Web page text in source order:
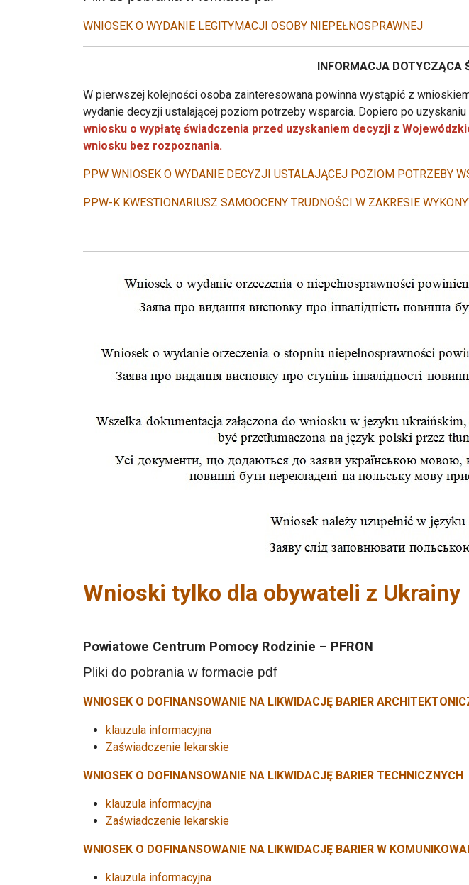
WNIOSEK O WYDANIE LEGITYMACJI OSOBY NIEPEŁNOSPRAWNEJ
INFORMACJA DOTYCZĄCA
W pierwszej kolejności osoba zainteresowana powinna wystąpić z
wydanie decyzji ustalającej poziom potrzeby wsparcia. Dopiero po
wniosku o wypłatę świadczenia przed uzyskaniem decyzji z
wniosku bez rozpoznania.
PPW WNIOSEK O WYDANIE DECYZJI USTALAJĄCEJ POZIOM POTRZEBY
PPW-K KWESTIONARIUSZ SAMOOCENY TRUDNOŚCI W ZAKRESIE
Wnioski tylko dla obywateli z Ukrainy
Powiatowe Centrum Pomocy Rodzinie – PFRON
Pliki do pobrania w formacie pdf
WNIOSEK O DOFINANSOWANIE NA LIKWIDACJĘ BARIER
klauzula informacyjna
Zaświadczenie lekarskie
WNIOSEK O DOFINANSOWANIE NA LIKWIDACJĘ BARIER TECHNICZNYCH
klauzula informacyjna
Zaświadczenie lekarskie
WNIOSEK O DOFINANSOWANIE NA LIKWIDACJĘ BARIER W
klauzula informacyjna